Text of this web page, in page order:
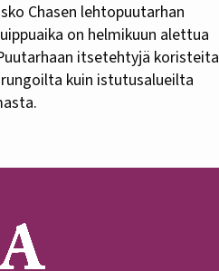
Chasen lehtopuutarhan
on helmikuun alettua
itsetehtyjä koristeita
kuin istutusalueilta